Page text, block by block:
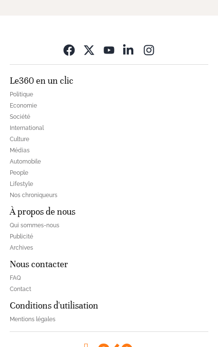
Le360 en un clic
Politique
Economie
Société
International
Culture
Médias
Automobile
People
Lifestyle
Nos chroniqueurs
À propos de nous
Qui sommes-nous
Publicité
Archives
Nous contacter
FAQ
Contact
Conditions d'utilisation
Mentions légales